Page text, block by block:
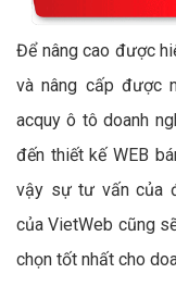
Để nâng cao được
và nâng cấp được
acquy ô tô doanh
đến thiết kế WEB
vậy sự tư vấn của
của VietWeb cũng
chọn tốt nhất cho